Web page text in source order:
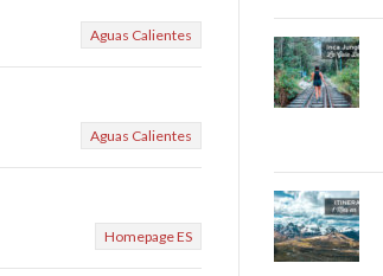
Aguas Calientes
Aguas Calientes
Homepage ES